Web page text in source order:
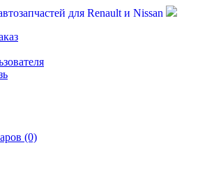
для Renault и Nissan
(0)